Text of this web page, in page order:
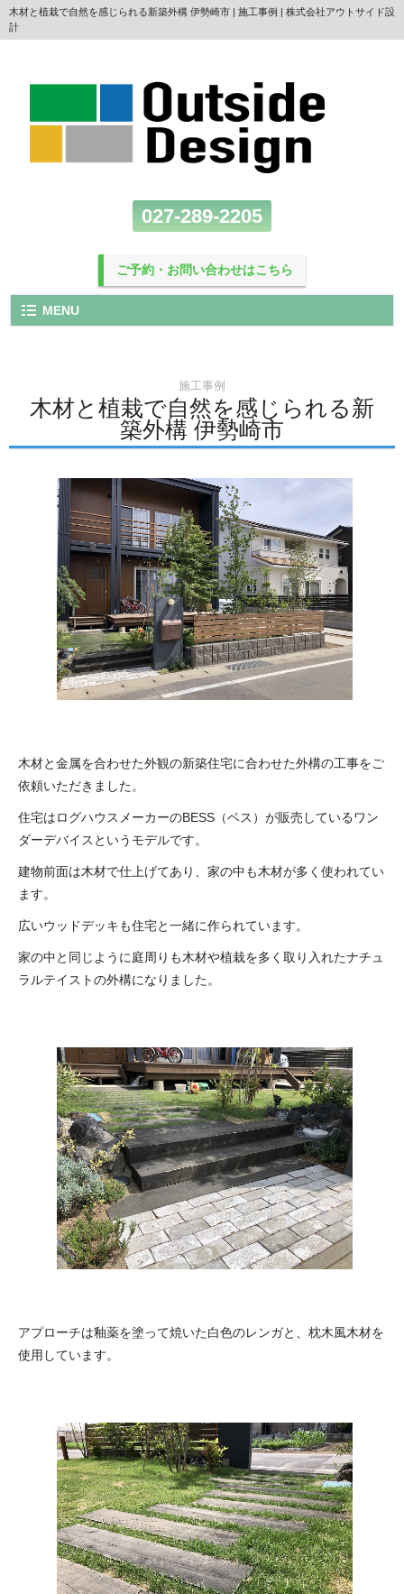
木材と植栽で自然を感じられる新築外構 伊勢崎市 | 施工事例 | 株式会社アウトサイド設
計
027-289-2205
ご予約・お問い合わせはこちら
MENU
施工事例
木材と植栽で自然を感じられる新
築外構 伊勢崎市
木材と金属を合わせた外観の新築住宅に合わせた外構の工事をご
依頼いただきました。
住宅はログハウスメーカーのBESS（ベス）が販売しているワン
ダーデバイスというモデルです。
建物前面は木材で仕上げてあり、家の中も木材が多く使われてい
ます。
広いウッドデッキも住宅と一緒に作られています。
家の中と同じように庭周りも木材や植栽を多く取り入れたナチュ
ラルテイストの外構になりました。
アプローチは釉薬を塗って焼いた白色のレンガと、枕木風木材を
使用しています。